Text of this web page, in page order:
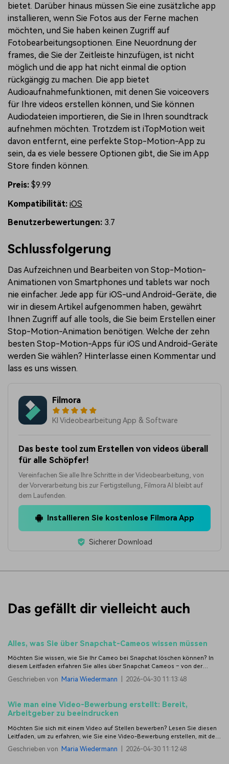
bietet. Darüber hinaus müssen Sie eine zusätzliche app
installieren, wenn Sie Fotos aus der Ferne machen
möchten, und Sie haben keinen Zugriff auf
Fotobearbeitungsoptionen. Eine Neuordnung der
frames, die Sie der Zeitleiste hinzufügen, ist nicht
möglich und die app hat nicht einmal die option
rückgängig zu machen. Die app bietet
Audioaufnahmefunktionen, mit denen Sie voiceovers
für Ihre videos erstellen können, und Sie können
Audiodateien importieren, die Sie in Ihren soundtrack
aufnehmen möchten. Trotzdem ist iTopMotion weit
davon entfernt, eine perfekte Stop-Motion-App zu
sein, da es viele bessere Optionen gibt, die Sie im App
Store finden können.
Preis: $9.99
Kompatibilität: iOS
Benutzerbewertungen: 3.7
Schlussfolgerung
Das Aufzeichnen und Bearbeiten von Stop-Motion-
Animationen von Smartphones und tablets war noch
nie einfacher. Jede app für iOS-und Android-Geräte, die
wir in diesem Artikel aufgenommen haben, gewährt
Ihnen Zugriff auf alle tools, die Sie beim Erstellen einer
Stop-Motion-Animation benötigen. Welche der zehn
besten Stop-Motion-Apps für iOS und Android-Geräte
werden Sie wählen? Hinterlasse einen Kommentar und
lass es uns wissen.
Filmora
KI Videobearbeitung App & Software
Das beste tool zum Erstellen von videos überall
für alle Schöpfer!
Vereinfachen Sie alle Ihre Schritte in der Videobearbeitung, von
der Vorverarbeitung bis zur Fertigstellung, Filmora AI bleibt auf
dem Laufenden.
Installieren Sie kostenlose Filmora App
Sicherer Download
Das gefällt dir vielleicht auch
Alles, was Sie über Snapchat-Cameos wissen müssen
Möchten Sie wissen, wie Sie Ihr Cameo bei Snapchat löschen können? In
diesem Leitfaden erfahren Sie alles über Snapchat Cameos – von der
Geschrieben von Maria Wiedermann 2026-04-30 11:13:48
Wie man eine Video-Bewerbung erstellt: Bereit,
Arbeitgeber zu beeindrucken
Möchten Sie sich mit einem Video auf Stellen bewerben? Lesen Sie diesen
Leitfaden, um zu erfahren, wie Sie eine Video-Bewerbung erstellen, mit der
Geschrieben von Maria Wiedermann 2026-04-30 11:12:48